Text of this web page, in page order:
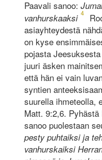
Paavali sanoo:
vanhurskaaksi 4
asiayhteydestä
on kyse
pojasta
juuri äsken
että hän ei vain
syntien
suurella ihmeteolla,
Matt. 9:2,6.
sanoo puolestaan
pesty puhtaiksi ja
vanhurskaiksi